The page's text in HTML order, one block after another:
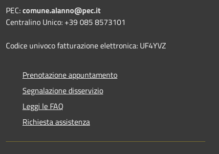
PEC:comune.alanno@pec.it
Centralino Unico: +39 085 8573101
Codice univoco fatturazione elettronica: UF4YVZ
Prenotazione appuntamento
Segnalazione disservizio
Leggi le FAQ
Richiesta assistenza